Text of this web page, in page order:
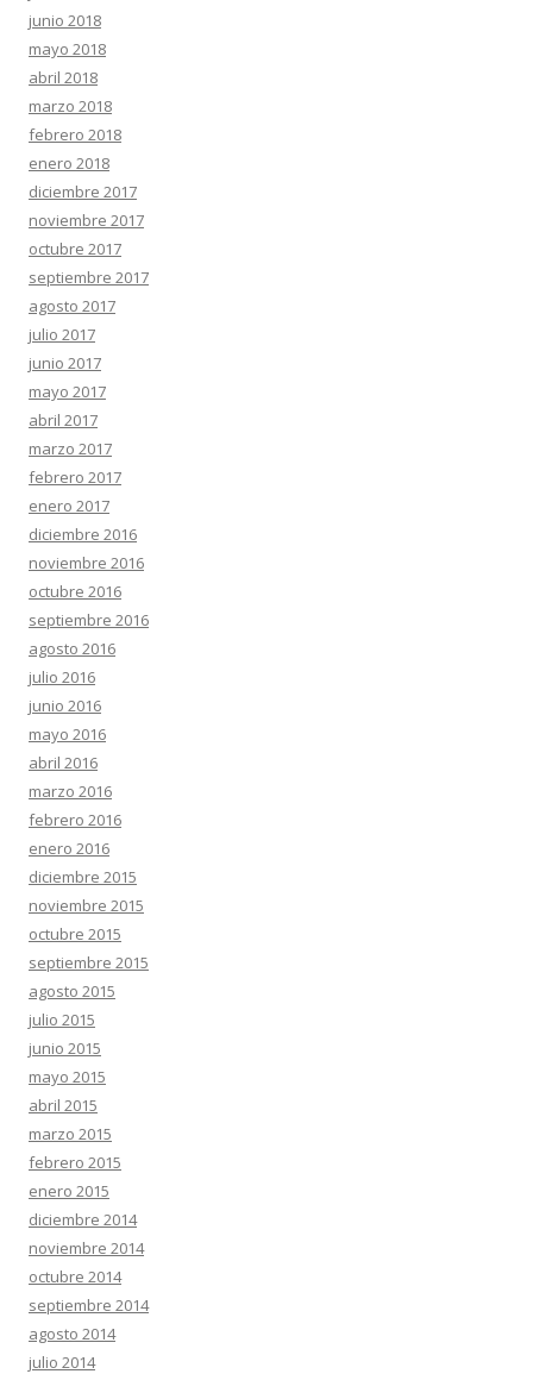
junio 2018
mayo 2018
abril 2018
marzo 2018
febrero 2018
enero 2018
diciembre 2017
noviembre 2017
octubre 2017
septiembre 2017
agosto 2017
julio 2017
junio 2017
mayo 2017
abril 2017
marzo 2017
febrero 2017
enero 2017
diciembre 2016
noviembre 2016
octubre 2016
septiembre 2016
agosto 2016
julio 2016
junio 2016
mayo 2016
abril 2016
marzo 2016
febrero 2016
enero 2016
diciembre 2015
noviembre 2015
octubre 2015
septiembre 2015
agosto 2015
julio 2015
junio 2015
mayo 2015
abril 2015
marzo 2015
febrero 2015
enero 2015
diciembre 2014
noviembre 2014
octubre 2014
septiembre 2014
agosto 2014
julio 2014